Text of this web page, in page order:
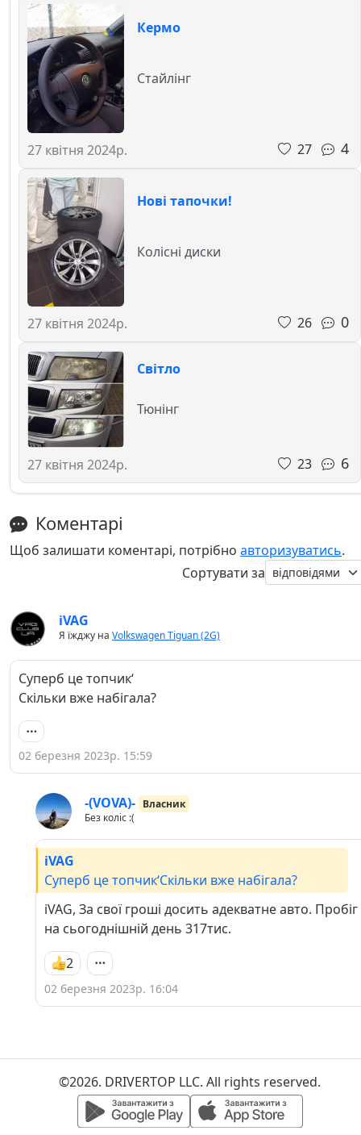
Кермо
27 квітня 2024р.
Стайлінг
27 4
Нові тапочки!
27 квітня 2024р.
Колісні диски
26 0
Світло
27 квітня 2024р.
Тюнінг
23 6
Коментарі
Щоб залишати коментарі, потрібно авторизуватись.
Сортувати за
iVAG
Я їжджу на Volkswagen Tiguan (2G)
Суперб це топчик‘
Скільки вже набігала?
02 березня 2023р. 15:59
-(VOVA)- Власник
Без коліс :(
iVAG
Суперб це топчик‘Скільки вже набігала?
iVAG, За свої гроші досить адекватне авто. Пробіг
на сьогоднішній день 317тис.
2
02 березня 2023р. 16:04
©2026. DRIVERTOP LLC. All rights reserved.